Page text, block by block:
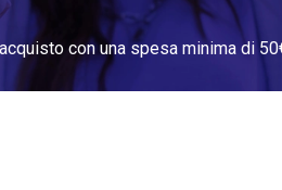
con una spesa minima di